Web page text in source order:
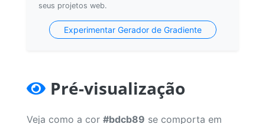
seus projetos web.
Experimentar Gerador de Gradiente
Pré-visualização
Veja como a cor #bdcb89 se comporta em